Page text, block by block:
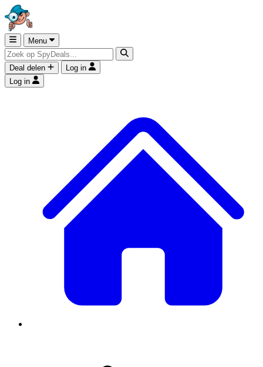
Menu
Deal delen
Log in
Log in